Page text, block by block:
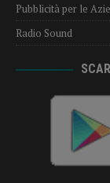
Pubblicità per le
Radio Sound